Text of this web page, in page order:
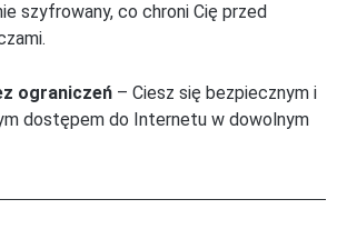
szyfrowany, co chroni Cię przed
ograniczeń – Ciesz się bezpiecznym i
dostępem do Internetu w dowolnym